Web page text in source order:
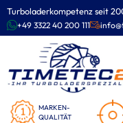
Turboladerkompetenz seit
+49 3322 40 200 111
MARKEN-
QUALITÄT
Zum
Inhalt
springen